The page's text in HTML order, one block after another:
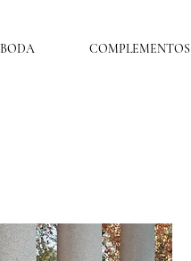
BODA COMPLEMENTOS